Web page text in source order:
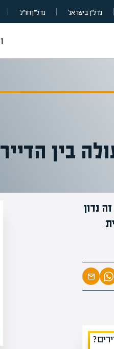
נדל”ן בישראל נדל״ן חו״ל
בין
נדון
מחכים לכם באתר